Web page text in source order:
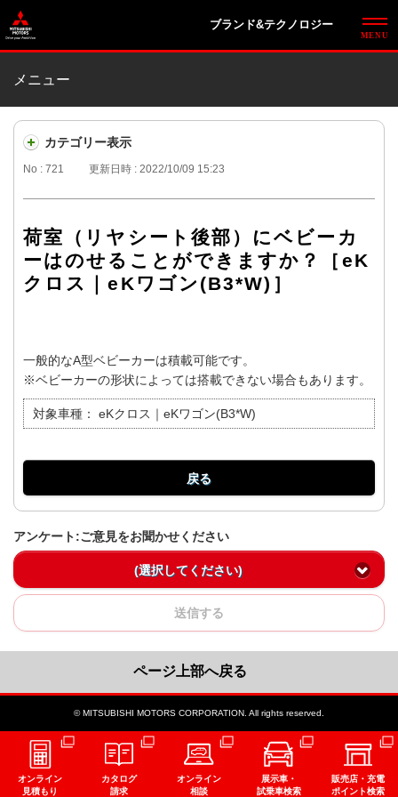
ブランド&テクノロジー
メニュー
カテゴリー表示
No : 721 更新日時 : 2022/10/09 15:23
荷室（リヤシート後部）にベビーカ
ーはのせることができますか？［eK
クロス｜eKワゴン(B3*W)］
一般的なA型ベビーカーは積載可能です。
※ベビーカーの形状によっては搭載できない場合もあります。
対象車種： eKクロス｜eKワゴン(B3*W)
戻る
アンケート:ご意見をお聞かせください
(選択してください)
送信する
ページ上部へ戻る
© MITSUBISHI MOTORS CORPORATION. All rights reserved.
オンライン
見積もり
カタログ
請求
オンライン
相談
展示車・
試乗車検索
販売店・充電
ポイント検索